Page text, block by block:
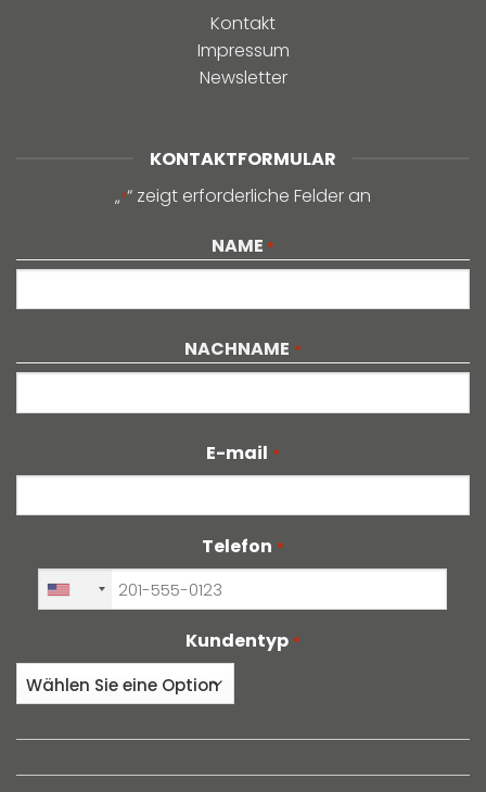
Kontakt
Impressum
Newsletter
KONTAKTFORMULAR
„*“ zeigt erforderliche Felder an
NAME *
NACHNAME *
E-mail *
Telefon *
Kundentyp *